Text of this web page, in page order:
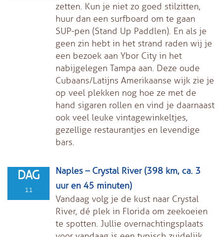
zetten. Kun je niet zo goed stilzitten,
huur dan een surfboard om te gaan
SUP-pen (Stand Up Paddlen). En als je
geen zin hebt in het strand raden wij je
een bezoek aan Ybor City in het
nabijgelegen Tampa aan. Deze oude
Cubaans/Latijns Amerikaanse wijk zie je
op veel plekken nog hoe ze met de
hand sigaren rollen en vind je daarnaast
ook veel leuke vintagewinkeltjes,
gezellige restaurantjes en levendige
bars.
DAG
11
Naples – Crystal River (398 km, ca. 3
uur en 45 minuten)
Vandaag volg je de kust naar Crystal
River, dé plek in Florida om zeekoeien
te spotten. Jullie overnachtingsplaats